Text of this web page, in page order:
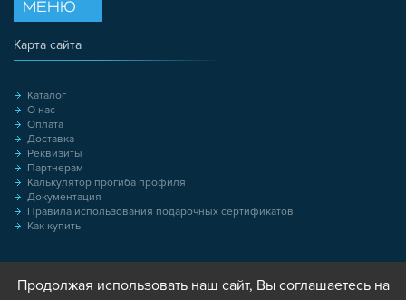
МЕНЮ
Карта сайта
Каталог
О нас
Оплата
Доставка
Реквизиты
Партнерам
Калькулятор прогиба профиля
Документация
Правила использования подарочных сертификатов
Как купить
Продолжая использовать наш сайт, Вы соглашаетесь на